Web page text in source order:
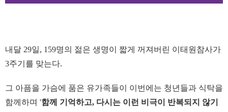
내달 29일, 159명의 젊은 생명이 짧게 꺼져버린 이태원참사가
3주기를 맞는다.
그 아픔을 가슴에 품은 유가족들이 이번에는 청년들과 식탁을
함께하며 '함께 기억하고, 다시는 이런 비극이 반복되지 않기